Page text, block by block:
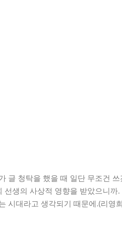
글 청탁을 했을 때 일단 무조건
생의 사상적 영향을 받았으니까
시대라고 생각되기 때문에.(리영